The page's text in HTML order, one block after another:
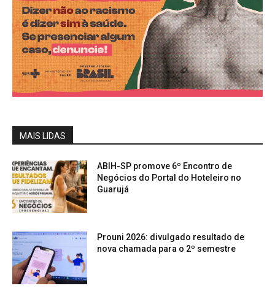
MAIS LIDAS
ABIH-SP promove 6º Encontro de
Negócios do Portal do Hoteleiro no
Guarujá
Prouni 2026: divulgado resultado de
nova chamada para o 2º semestre